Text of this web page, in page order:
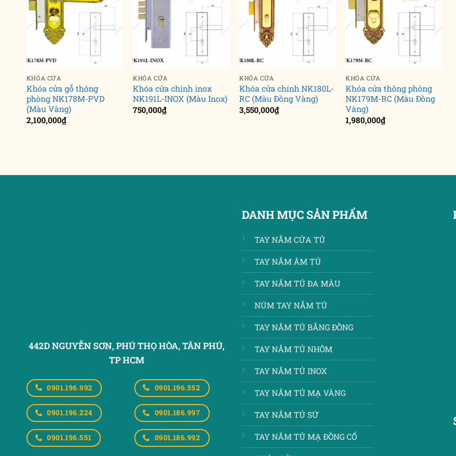
KHÓA CỬA
Khóa cửa gỗ thông
phòng NK178M-PVD
(Màu Vàng)
2,100,000₫
KHÓA CỬA
Khóa cửa chính inox
NK191L-INOX (Màu Inox)
750,000₫
KHÓA CỬA
Khóa cửa chính NK180L-
RC (Màu Đồng Vàng)
3,550,000₫
KHÓA CỬA
Khóa cửa thông phòng
NK179M-RC (Màu Đồng
Vàng)
1,980,000₫
442D NGUYỄN SƠN, PHÚ THỌ HÒA,TÂN PHÚ,
TP HCM
0901.196.992
0901.196.224
0901.196.551
0901.196.552
0901.186.997
0901.186.992
DANH MỤC SẢN PHẨM
TAY NẮM CỬA TỦ
TAY NẮM ÂM TỦ
TAY NẮM TỦ ĐA MÀU
NÚM TAY NẮM TỦ
TAY NẮM TỦ BẰNG ĐỒNG
TAY NẮM TỦ NHÔM
TAY NẮM TỦ INOX
TAY NẮM TỦ MẠ VÀNG
TAY NẮM TỦ SỨ
TAY NẮM TỦ MẠ ĐỒNG CỔ